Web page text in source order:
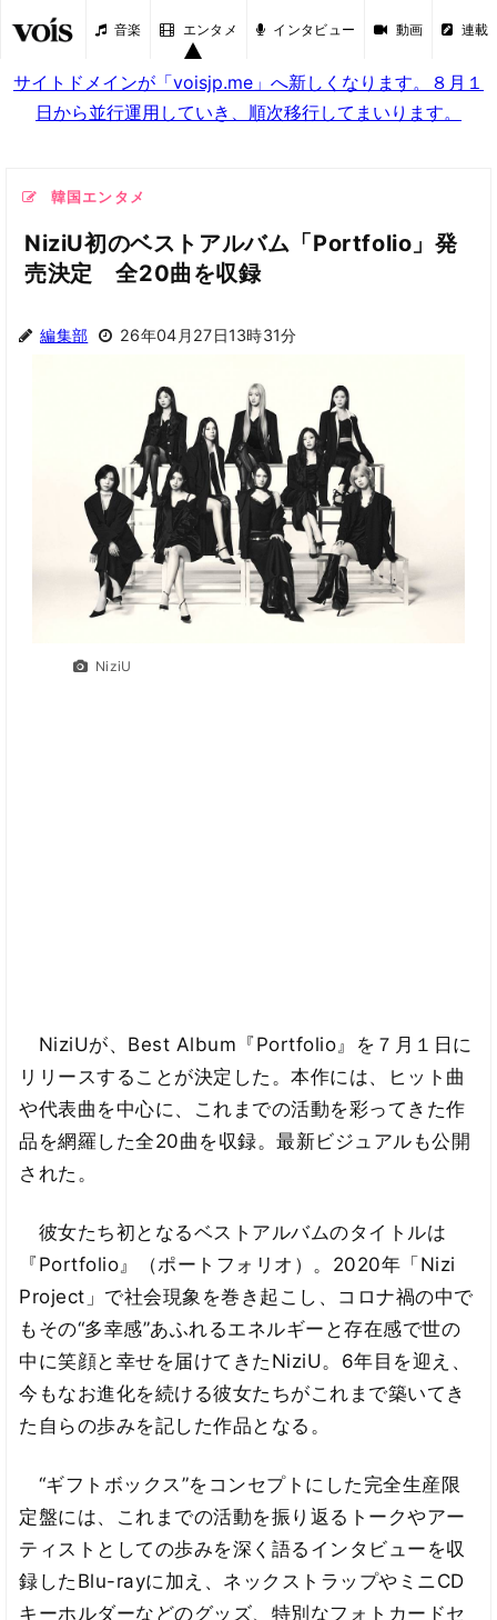
音楽 エンタメ インタビュー 動画 連載
サイトドメインが「voisjp.me」へ新しくなります。８月１
日から並行運用していき、順次移行してまいります。
韓国エンタメ
NiziU初のベストアルバム「Portfolio」発
売決定 全20曲を収録
編集部 26年04月27日13時31分
NiziU
NiziUが、Best Album『Portfolio』を７月１日に
リリースすることが決定した。本作には、ヒット曲
や代表曲を中心に、これまでの活動を彩ってきた作
品を網羅した全20曲を収録。最新ビジュアルも公開
された。
彼女たち初となるベストアルバムのタイトルは
『Portfolio』（ポートフォリオ）。2020年「Nizi
Project」で社会現象を巻き起こし、コロナ禍の中で
もその“多幸感”あふれるエネルギーと存在感で世の
中に笑顔と幸せを届けてきたNiziU。6年目を迎え、
今もなお進化を続ける彼女たちがこれまで築いてき
た自らの歩みを記した作品となる。
“ギフトボックス”をコンセプトにした完全生産限
定盤には、これまでの活動を振り返るトークやアー
ティストとしての歩みを深く語るインタビューを収
録したBlu-rayに加え、ネックストラップやミニCD
キーホルダーなどのグッズ、特別なフォトカードセ